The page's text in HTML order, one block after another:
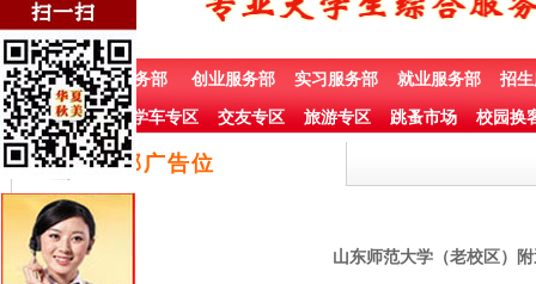
首 页 兼职服务部 创业服务部 实习服务部 就业服务部 招
社团赞助专栏 学车专区 交友专区 旅游专区 跳蚤市场 校园换
底部广告位
山东师范大学（老校区）